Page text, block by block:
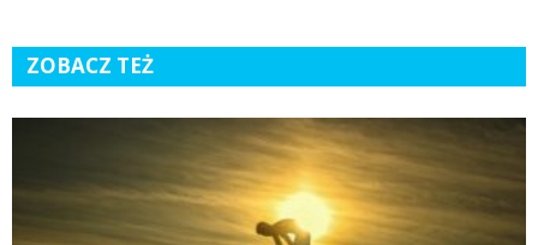
ZOBACZ TEŻ